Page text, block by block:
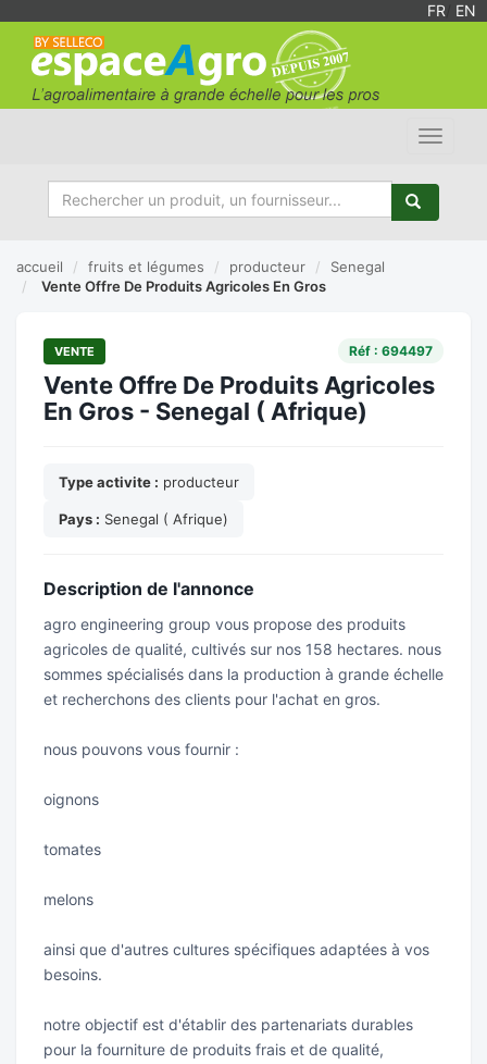
FR EN
Toggle
accueil fruits et légumes producteur
Senegal
Vente Offre De Produits Agricoles En Gros
VENTE Réf : 694497
Vente Offre De Produits Agricoles
En Gros - Senegal ( Afrique)
Type activite : producteur
Pays : Senegal ( Afrique)
Description de l'annonce
agro engineering group vous propose des produits
agricoles de qualité, cultivés sur nos 158 hectares. nous
sommes spécialisés dans la production à grande échelle
et recherchons des clients pour l'achat en gros.
nous pouvons vous fournir :
oignons
tomates
melons
ainsi que d'autres cultures spécifiques adaptées à vos
besoins.
notre objectif est d'établir des partenariats durables
pour la fourniture de produits frais et de qualité,